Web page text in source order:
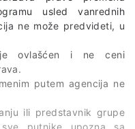
usled vanrednih
ne može predvideti, u
ovlašćen i ne ceni
putem agencija ne
ili predstavnik grupe